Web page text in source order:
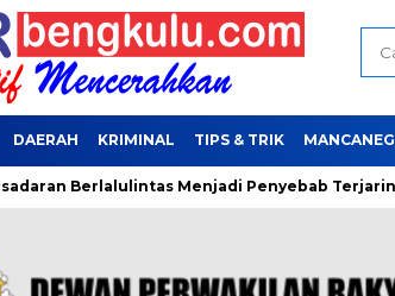
DAERAH KRIMINAL TIPS & TRIK
Menjadi Penyebab Terjaring Operasi